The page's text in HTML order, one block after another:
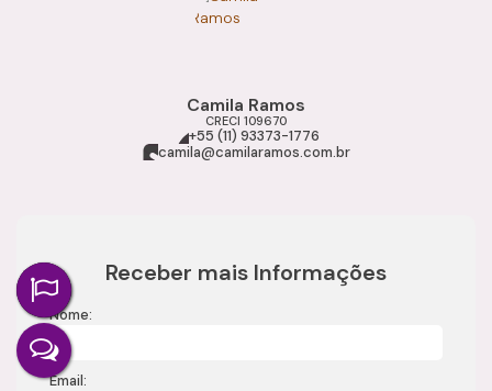
Camila Ramos
CRECI 109670
+55 (11) 93373-1776
camila@camilaramos.com.br
Receber mais Informações
Nome:
Email: